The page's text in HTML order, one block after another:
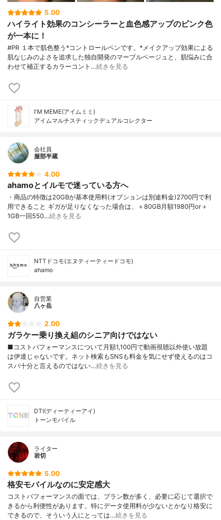
5.00
ハイライト効果のコンシーラーと血色感アップのピンク色
が一本に！
#PR １本で肌色整う*コントロールペンです。*メイクアップ効果による
肌なじみのよさを追求した独自開発のマーブルベージュと、肌悩みに合
わせて補正するカラーコント…続きを見る
I'M MEME(アイムミミ)
アイムマルチスティックデュアルコレクター
会社員
服部半蔵
4.00
ahamoとイルモで迷っている方へ
・商品の特徴は20GBが基本使用料(オプションは別途料金)2700円で利
用できること ギガが足りなくなった場合は、＋80GB月額1980円or＋
1GB一回550…続きを見る
NTTドコモ(エヌティーティードコモ)
ahamo
自営業
八ヶ岳
2.00
ガラケー乗り換え組のシニア向けではない
■コストパフォーマンスについて月額1,100円で動画視聴以外使い放題
は伊達じゃないです。ネット検索もSNSも料金を気にせず使えるのはコ
スパ十分と言えるのではない…続きを見る
DTI(ディーティーアイ)
トーンモバイル
ライター
岩切
5.00
格安モバイルなのに安定感大
コストパフォーマンスの面では、プラン数が多く、必要に応じて選択で
きるから利便性があります。特にデータ使用料が少ないとかなり格安に
できるので、そういう人にとっては…続きを見る